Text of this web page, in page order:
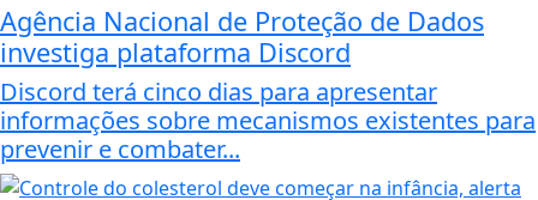
Agência Nacional de Proteção de Dados
investiga plataforma Discord
Discord terá cinco dias para apresentar
informações sobre mecanismos existentes para
prevenir e combater...